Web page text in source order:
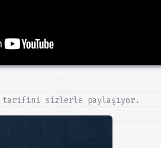
tarifini sizlerle paylaşıyor.